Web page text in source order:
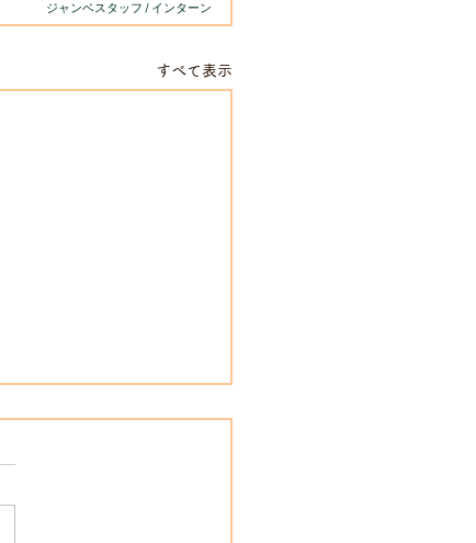
すべて表示
​ジャンベスタッフ / インターン